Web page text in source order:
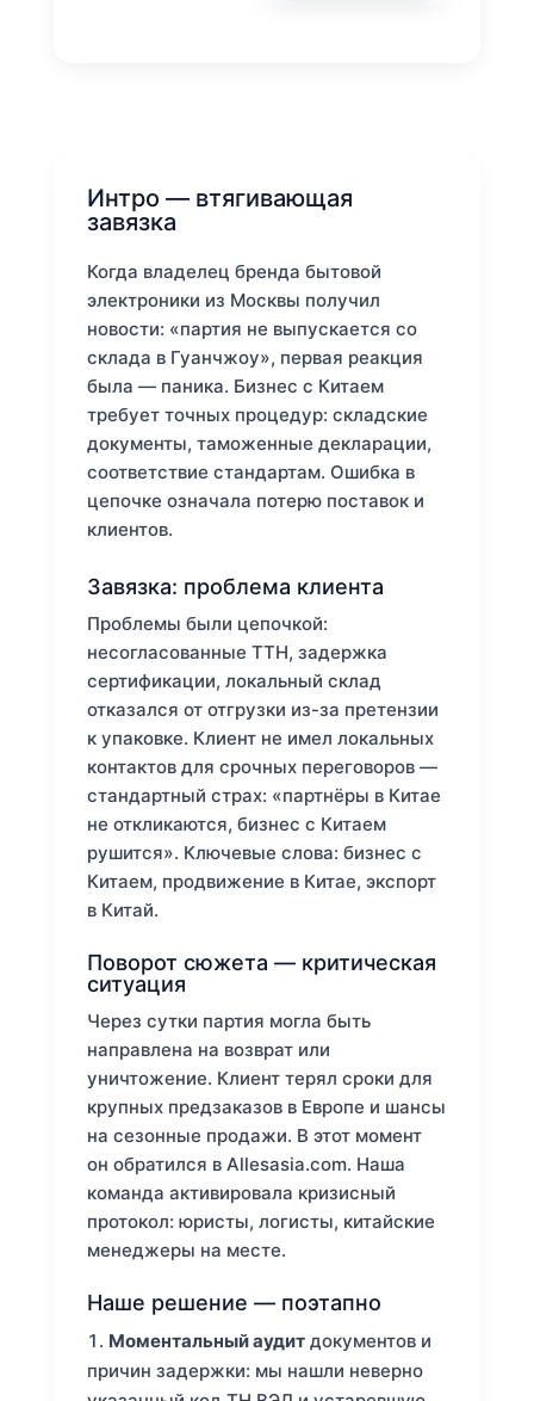
Интро — втягивающая
завязка
Когда владелец бренда бытовой
электроники из Москвы получил
новости: «партия не выпускается со
склада в Гуанчжоу», первая реакция
была — паника. Бизнес с Китаем
требует точных процедур: складские
документы, таможенные декларации,
соответствие стандартам. Ошибка в
цепочке означала потерю поставок и
клиентов.
Завязка: проблема клиента
Проблемы были цепочкой:
несогласованные ТТН, задержка
сертификации, локальный склад
отказался от отгрузки из-за претензии
к упаковке. Клиент не имел локальных
контактов для срочных переговоров —
стандартный страх: «партнёры в Китае
не откликаются, бизнес с Китаем
рушится». Ключевые слова: бизнес с
Китаем, продвижение в Китае, экспорт
в Китай.
Поворот сюжета — критическая
ситуация
Через сутки партия могла быть
направлена на возврат или
уничтожение. Клиент терял сроки для
крупных предзаказов в Европе и шансы
на сезонные продажи. В этот момент
он обратился в Allesasia.com. Наша
команда активировала кризисный
протокол: юристы, логисты, китайские
менеджеры на месте.
Наше решение — поэтапно
Моментальный аудитдокументов и
причин задержки: мы нашли неверно